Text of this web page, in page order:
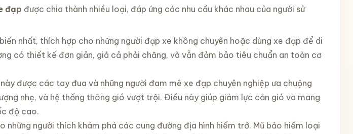
đạp được chia thành nhiều loại, đáp ứng các nhu cầu khác nhau của người sử
nhất, thích hợp cho những người đạp xe không chuyên hoặc dùng xe đạp để di
có thiết kế đơn giản, giá cả phải chăng, và vẫn đảm bảo tiêu chuẩn an toàn cơ
được các tay đua và những người đam mê xe đạp chuyên nghiệp ưa chuộng
nhẹ, và hệ thống thông gió vượt trội. Điều này giúp giảm lực cản gió và mang
độ cao.
những người thích khám phá các cung đường địa hình hiểm trở. Mũ bảo hiểm loại